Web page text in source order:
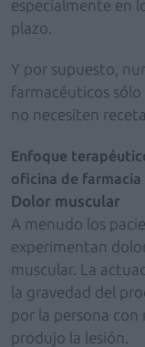
especialmente en
plazo.
Y por supuesto,
farmacéuticos
no necesiten
Enfoque
oficina de farmacia
Dolor muscular
A menudo los
experimentan
muscular. La
la gravedad del
por la persona con
produjo la lesión.